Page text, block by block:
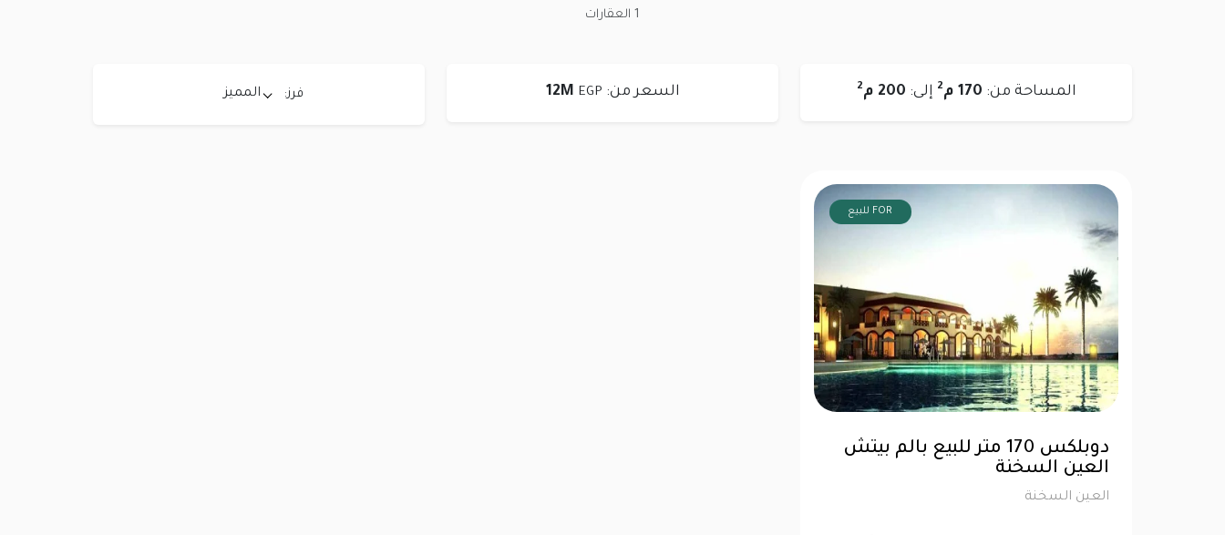
1 العقارات
المساحة من: 170 م 2 إلى: 200 م 2 السعر من: 12M EGP فرز: المميز
FOR للبيع
دوبلكس 170 متر للبيع بالم بيتش
العين السخنة
العين السخنة